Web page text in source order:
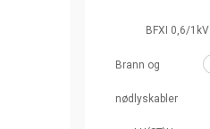
BFXI 0,6/1kV
Brann og
nødlyskabler